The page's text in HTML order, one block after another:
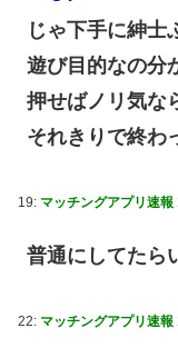
じゃ下手に紳士
遊び目的なの分
押せばノリ気な
それきりで終わ
19: マッチングアプリ速報
普通にしてたら
22: マッチングアプリ速報